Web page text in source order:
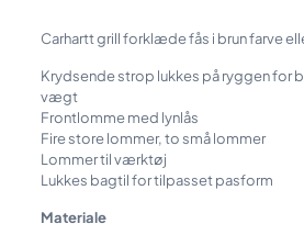
Carhartt grill forklæde fås i brun farve
Krydsende strop lukkes på ryggen for
vægt
Frontlomme med lynlås
Fire store lommer, to små lommer
Lommer til værktøj
Lukkes bagtil for tilpasset pasform
Materiale